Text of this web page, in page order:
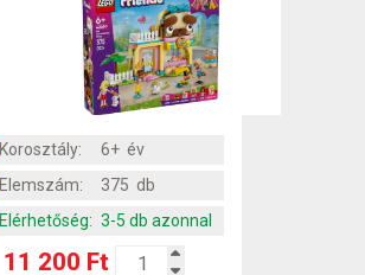
Korosztály:
6+ év
Elemszám:
375 db
Elérhetőség: 3-5 db azonnal
11 200 Ft